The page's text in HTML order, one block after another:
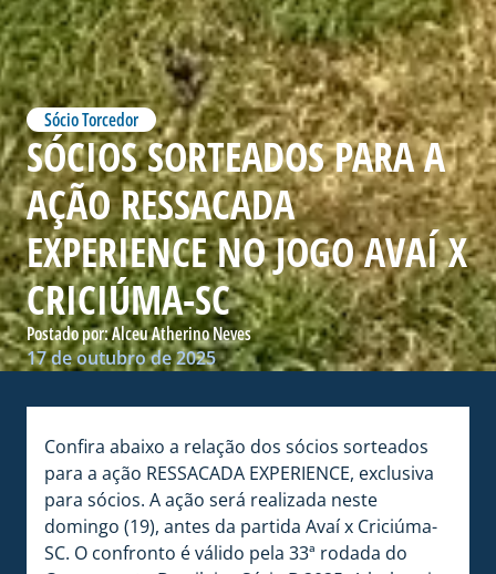
Sócio Torcedor
SÓCIOS SORTEADOS PARA A
AÇÃO RESSACADA
EXPERIENCE NO JOGO AVAÍ X
CRICIÚMA-SC
Postado por:Alceu Atherino Neves
17 de outubro de 2025
Confira abaixo a relação dos sócios sorteados
para a ação RESSACADA EXPERIENCE, exclusiva
para sócios. A ação será realizada neste
domingo (19), antes da partida Avaí x Criciúma-
SC. O confronto é válido pela 33ª rodada do